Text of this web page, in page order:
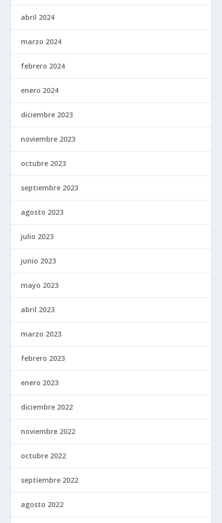
abril 2024
marzo 2024
febrero 2024
enero 2024
diciembre 2023
noviembre 2023
octubre 2023
septiembre 2023
agosto 2023
julio 2023
junio 2023
mayo 2023
abril 2023
marzo 2023
febrero 2023
enero 2023
diciembre 2022
noviembre 2022
octubre 2022
septiembre 2022
agosto 2022